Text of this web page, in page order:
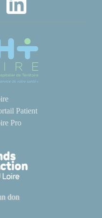
Patient
Pro
don